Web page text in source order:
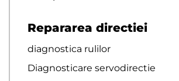
Repararea directiei
diagnostica rulilor
Diagnosticare servodirectie